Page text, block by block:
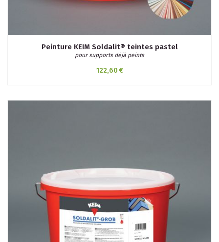
Peinture KEIM Soldalit® teintes pastel
pour supports déjà peints
122,60 €